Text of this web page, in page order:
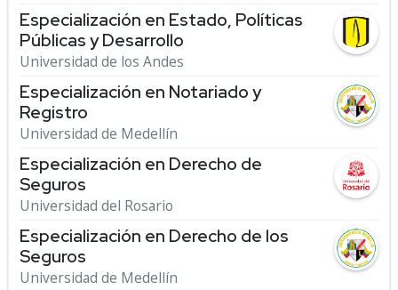
Especialización en Estado, Políticas
Públicas y Desarrollo
Universidad de los Andes
Especialización en Notariado y
Registro
Universidad de Medellín
Especialización en Derecho de
Seguros
Universidad del Rosario
Especialización en Derecho de los
Seguros
Universidad de Medellín